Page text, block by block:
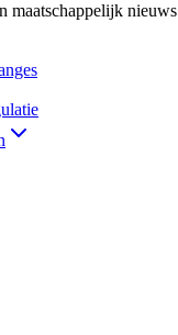
maatschappelijk nieuws